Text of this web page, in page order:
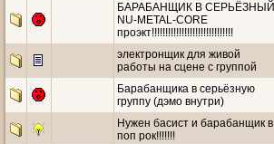
БАРАБАНЩИК В СЕРЬЁЗНЫЙ
NU-METAL-CORE
проэкт!!!!!!!!!!!!!!!!!!!!!!!!!!!!!!
электронщик для живой
работы на сцене с группой
Барабанщика в серьёзную
группу (дэмо внутри)
Нужен басист и барабанщик в
поп рок!!!!!!!